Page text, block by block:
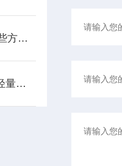
X、γ剂量率仪的结果和哪些方面有关
蓝景便携式手持浊度仪：轻量化智能检测，户外巡检效率革新